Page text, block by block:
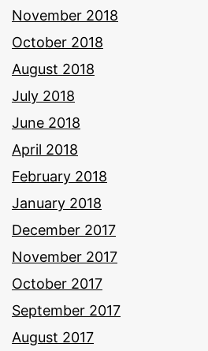
November 2018
October 2018
August 2018
July 2018
June 2018
April 2018
February 2018
January 2018
December 2017
November 2017
October 2017
September 2017
August 2017